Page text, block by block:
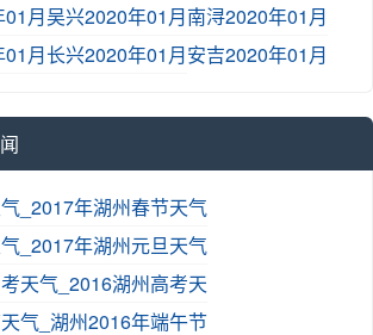
月吴兴2020年01月南浔2020年01月
月长兴2020年01月安吉2020年01月
_2017年湖州春节天气
_2017年湖州元旦天气
天气_2016湖州高考天
气_湖州2016年端午节